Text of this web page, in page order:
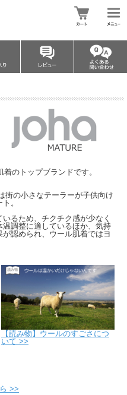
のトップブランドです。
街の小さなテーラーが子供向け
。
るため、チクチク感が少なく
調整に適しているほか、気持
認められ、ウール肌着ではヨ
【読み物】ウールのすごさにつ
いて >>
>>